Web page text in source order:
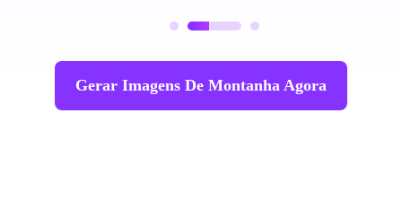
Gerar Imagens De Montanha Agora